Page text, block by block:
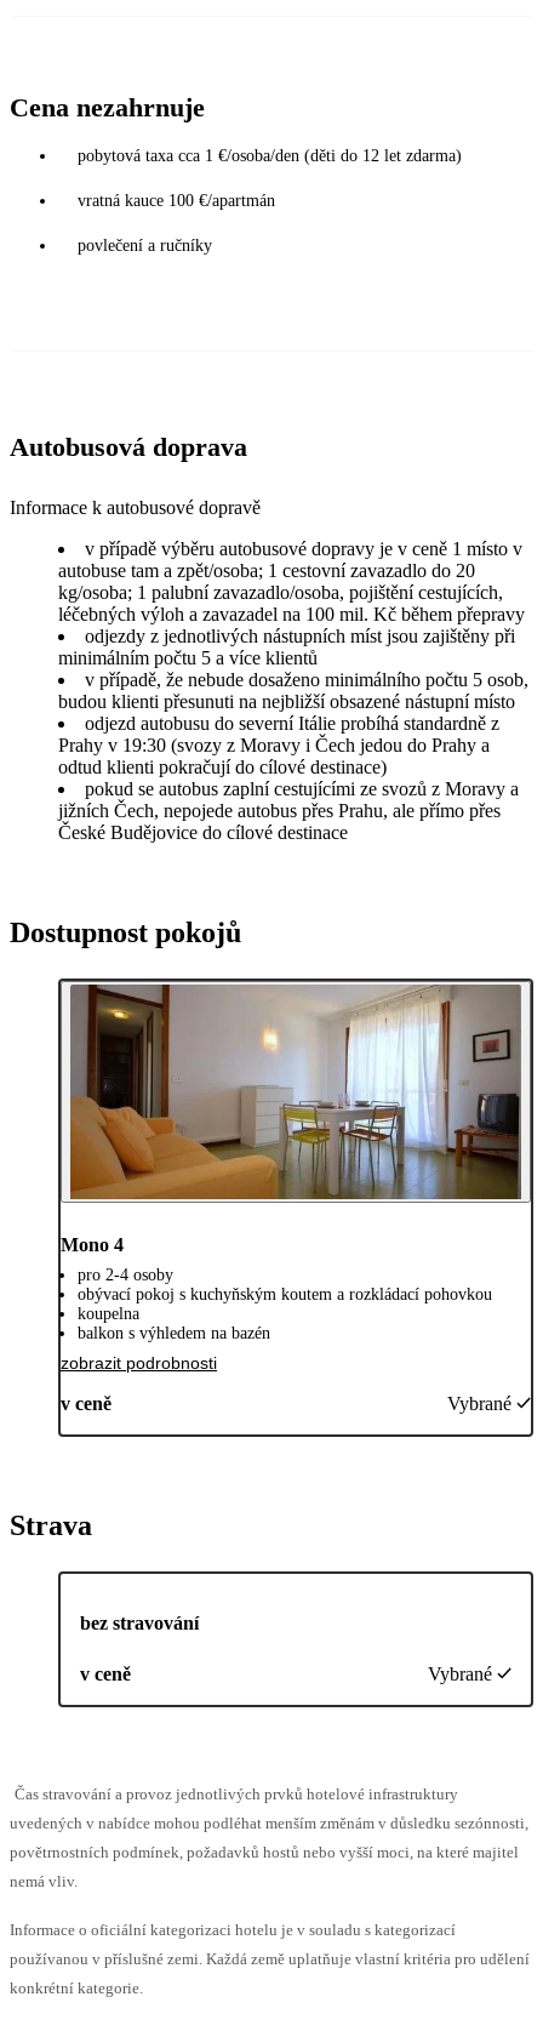
Cena nezahrnuje
pobytová taxa cca 1 €/osoba/den (děti do 12 let zdarma)
vratná kauce 100 €/apartmán
povlečení a ručníky
Autobusová doprava
Informace k autobusové dopravě
v případě výběru autobusové dopravy je v ceně 1 místo v
autobuse tam a zpět/osoba; 1 cestovní zavazadlo do 20
kg/osoba; 1 palubní zavazadlo/osoba, pojištění cestujících,
léčebných výloh a zavazadel na 100 mil. Kč během přepravy
odjezdy z jednotlivých nástupních míst jsou zajištěny při
minimálním počtu 5 a více klientů
v případě, že nebude dosaženo minimálního počtu 5 osob,
budou klienti přesunuti na nejbližší obsazené nástupní místo
odjezd autobusu do severní Itálie probíhá standardně z
Prahy v 19:30 (svozy z Moravy i Čech jedou do Prahy a
odtud klienti pokračují do cílové destinace)
pokud se autobus zaplní cestujícími ze svozů z Moravy a
jižních Čech, nepojede autobus přes Prahu, ale přímo přes
České Budějovice do cílové destinace
Dostupnost pokojů
Mono 4
pro 2-4 osoby
obývací pokoj s kuchyňským koutem a rozkládací pohovkou
koupelna
balkon s výhledem na bazén
zobrazit podrobnosti
v ceně Vybrané
Strava
bez stravování
v ceně Vybrané
Čas stravování a provoz jednotlivých prvků hotelové infrastruktury
uvedených v nabídce mohou podléhat menším změnám v důsledku sezónnosti,
povětrnostních podmínek, požadavků hostů nebo vyšší moci, na které majitel
nemá vliv.
Informace o oficiální kategorizaci hotelu je v souladu s kategorizací
používanou v příslušné zemi. Každá země uplatňuje vlastní kritéria pro udělení
konkrétní kategorie.